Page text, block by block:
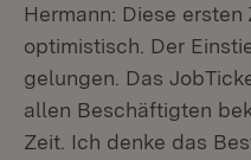
Hermann: Diese
optimistisch. Der
gelungen. Das
allen Beschäftigten
Zeit. Ich denke das